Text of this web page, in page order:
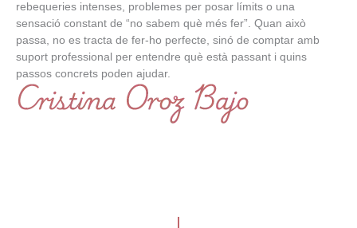
rebequeries intenses, problemes per posar límits o una
sensació constant de “no sabem què més fer”. Quan això
passa, no es tracta de fer-ho perfecte, sinó de comptar amb
suport professional per entendre què està passant i quins
passos concrets poden ajudar.